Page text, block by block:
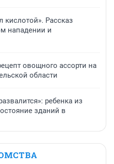
кислотой». Рассказ
нападении и
овощного ассорти на
области
ребенка из
зданий в